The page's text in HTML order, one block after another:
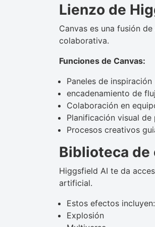
Lienzo de
Canvas es una fusión
colaborativa.
Funciones de Canvas:
Paneles de inspiración
encadenamiento de
Colaboración en
Planificación visual
Procesos creativos
Biblioteca
Higgsfield AI te da
artificial.
Estos efectos incluyen:
Explosión